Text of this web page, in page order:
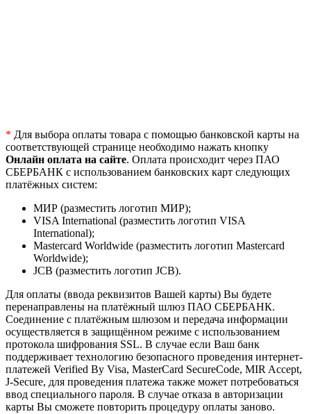
* Для выбора оплаты товара с помощью банковской карты на
соответствующей странице необходимо нажать кнопку
Онлайн оплата на сайте. Оплата происходит через ПАО
СБЕРБАНК с использованием банковских карт следующих
платёжных систем:
МИР (разместить логотип МИР);
VISA International (разместить логотип VISA
International);
Mastercard Worldwide (разместить логотип Mastercard
Worldwide);
JCB (разместить логотип JCB).
Для оплаты (ввода реквизитов Вашей карты) Вы будете
перенаправлены на платёжный шлюз ПАО СБЕРБАНК.
Соединение с платёжным шлюзом и передача информации
осуществляется в защищённом режиме с использованием
протокола шифрования SSL. В случае если Ваш банк
поддерживает технологию безопасного проведения интернет-
платежей Verified By Visa, MasterCard SecureCode, MIR Accept,
J-Secure, для проведения платежа также может потребоваться
ввод специального пароля. В случае отказа в авторизации
карты Вы сможете повторить процедуру оплаты заново.